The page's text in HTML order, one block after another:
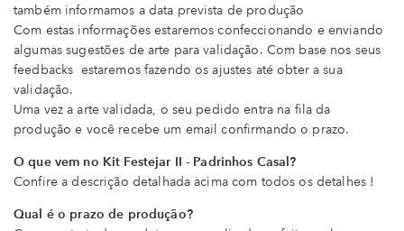
também informamos a data prevista de produção
Com estas informações estaremos confeccionando e enviando
algumas sugestões de arte para validação. Com base nos seus
feedbacks estaremos fazendo os ajustes até obter a sua
validação.
Uma vez a arte validada, o seu pedido entra na fila da
produção e você recebe um email confirmando o prazo.
O que vem no Kit Festejar II - Padrinhos Casal?
Confire a descrição detalhada acima com todos os detalhes !
Qual é o prazo de produção?